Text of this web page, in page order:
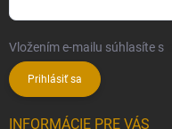
Vložením e-mailu súhlasíte s
Prihlásiť sa
INFORMÁCIE PRE VÁS